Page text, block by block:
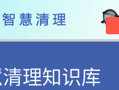
理知识库